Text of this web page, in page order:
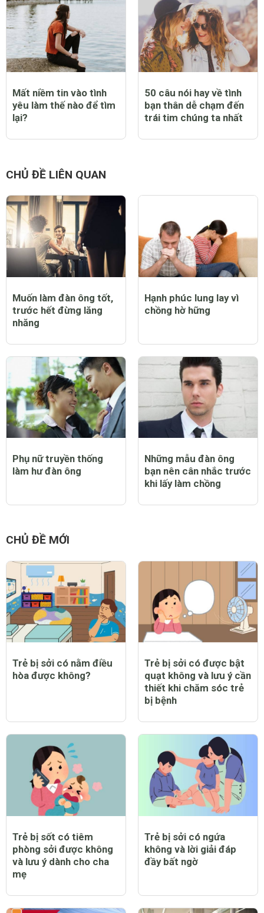
Mất niềm tin vào tình
yêu làm thế nào để tìm
lại?
50 câu nói hay về tình
bạn thân dễ chạm đến
trái tim chúng ta nhất
CHỦ ĐỀ LIÊN QUAN
Muốn làm đàn ông tốt,
trước hết đừng lăng
nhăng
Hạnh phúc lung lay vì
chồng hờ hững
Phụ nữ truyền thống
làm hư đàn ông
Những mẫu đàn ông
bạn nên cân nhắc trước
khi lấy làm chồng
CHỦ ĐỀ MỚI
Trẻ bị sởi có nằm điều
hòa được không?
Trẻ bị sởi có được bật
quạt không và lưu ý cần
thiết khi chăm sóc trẻ
bị bệnh
Trẻ bị sốt có tiêm
phòng sởi được không
và lưu ý dành cho cha
mẹ
Trẻ bị sởi có ngứa
không và lời giải đáp
đầy bất ngờ